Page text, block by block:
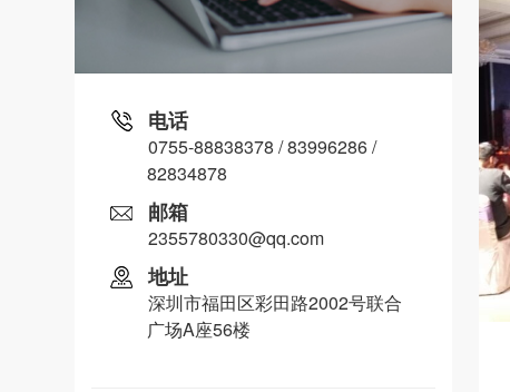
电话
0755-88838378 / 83996286 /
82834878
邮箱
2355780330@qq.com
地址
深圳市福田区彩田路2002号联合
广场A座56楼